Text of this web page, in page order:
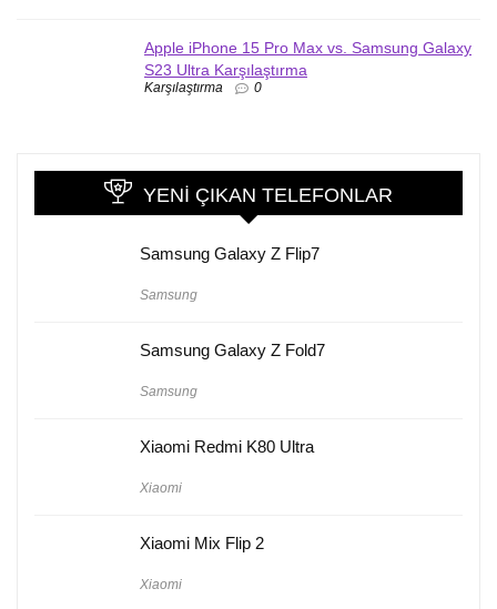
Apple iPhone 15 Pro Max vs. Samsung Galaxy
S23 Ultra Karşılaştırma
Karşılaştırma 0
YENI ÇIKAN TELEFONLAR
Samsung Galaxy Z Flip7
Samsung
Samsung Galaxy Z Fold7
Samsung
Xiaomi Redmi K80 Ultra
Xiaomi
Xiaomi Mix Flip 2
Xiaomi